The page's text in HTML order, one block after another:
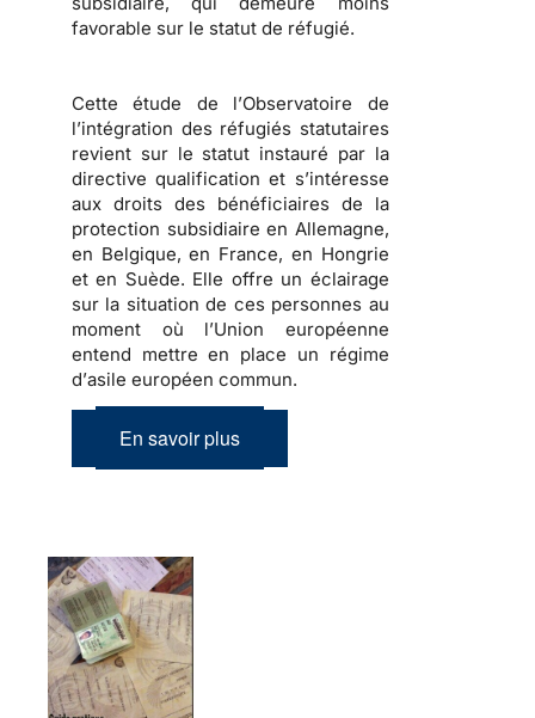
favorable sur le statut de réfugié.
Cette étude de l’Observatoire de
l’intégration des réfugiés statutaires
revient sur le statut instauré par la
directive qualification et s’intéresse
aux droits des bénéficiaires de la
protection subsidiaire en Allemagne,
en Belgique, en France, en Hongrie
et en Suède. Elle offre un éclairage
sur la situation de ces personnes au
moment où l’Union européenne
entend mettre en place un régime
d’asile européen commun.
En savoir plus